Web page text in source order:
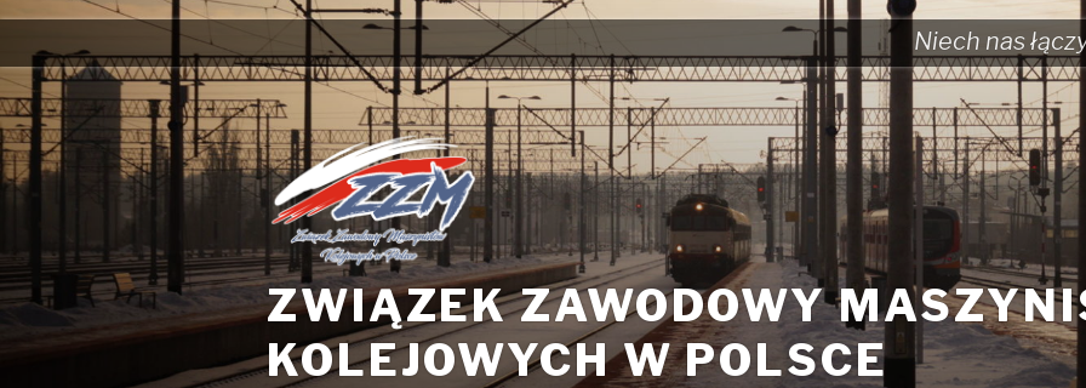
Przejdź
treści
Niech nas
ZWIĄZEK ZAWODOWY
KOLEJOWYCH W POLSCE